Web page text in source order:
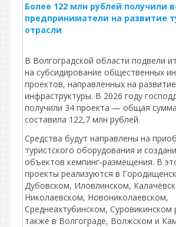
Более 122 млн рублей получили
предприниматели на развитие
отрасли
В Волгоградской области подвели
на субсидирование общественных
проектов, направленных на
инфраструктуры. В 2026 году
получили 34 проекта — общая
составила 122,7 млн рублей.
Средства будут направлены на
туристского оборудования и
объектов кемпинг‑размещения. В
проекты реализуются в
Дубовском, Иловлинском,
Николаевском, Новониколаевском,
Среднеахтубинском, Суровикинском
также в Волгограде, Волжском и